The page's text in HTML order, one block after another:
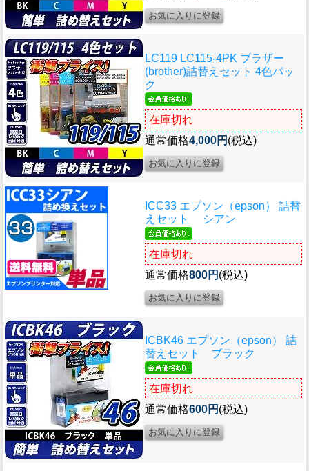
LC119 LC115-4PK ブラザー
(brother)詰替えセット 4色パッ
ク
在庫切れ
通常価格4,000円 (税込)
ICC33 エプソン（epson） 詰替
えセット シアン
在庫切れ
通常価格800円 (税込)
ICBK46 エプソン（epson） 詰
替えセット ブラック
在庫切れ
通常価格600円 (税込)